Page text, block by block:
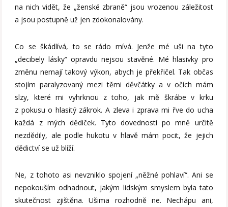
na nich vidět, že „ženské zbraně“ jsou vrozenou záležitost
a jsou postupně už jen zdokonalovány.
Co se škádlívá, to se rádo mívá. Jenže mé uši na tyto
„decibely lásky“ opravdu nejsou stavěné. Mé hlasivky pro
změnu nemají takový výkon, abych je překřičel. Tak občas
stojím paralyzovaný mezi těmi děvčátky a v očích mám
slzy, které mi vyhrknou z toho, jak mě škrábe v krku
z pokusu o hlasitý zákrok. A zleva i zprava mi řve do ucha
každá z mých dědiček. Tyto dovednosti po mně určitě
nezdědily, ale podle hukotu v hlavě mám pocit, že jejich
dědictví se už blíží.
Ne, z tohoto asi nevzniklo spojení „něžné pohlaví“. Ani se
nepokouším odhadnout, jakým lidským smyslem byla tato
skutečnost zjištěna. Ušima rozhodně ne. Nechápu ani,